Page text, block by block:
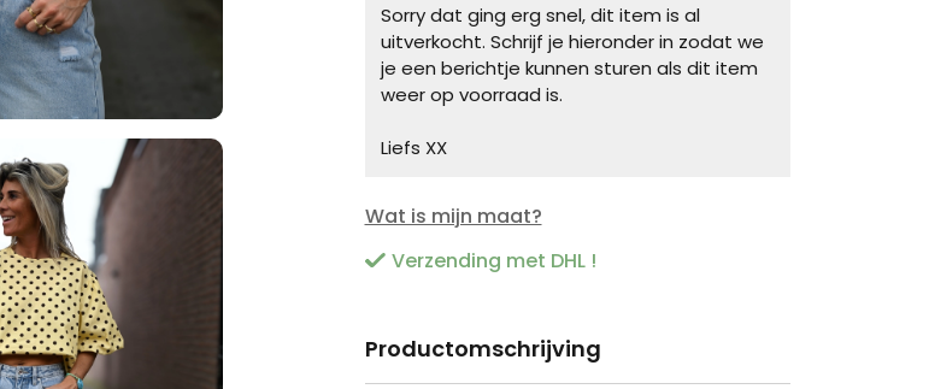
Sorry dat ging erg snel, dit item is al
uitverkocht. Schrijf je hieronder in zodat we
je een berichtje kunnen sturen als dit item
weer op voorraad is.
Liefs XX
Wat is mijn maat?
Verzending met DHL !
Productomschrijving